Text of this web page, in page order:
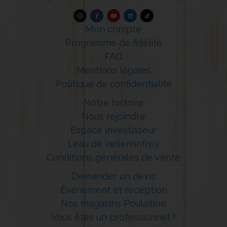
Mon compte
Programme de fidélité
FAQ
Mentions légales
Politique de confidentialité
Notre histoire
Nous rejoindre
Espace investisseur
L’eau de Velleminfroy
Conditions générales de vente
Demander un devis
Évènement et réception
Nos magasins Poulaillon
Vous êtes un professionnel ?